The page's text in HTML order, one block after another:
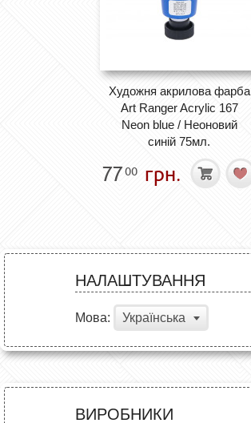
Художня акрилова фарба
Art Ranger Acrylic 167
Neon blue / Неоновий
синій 75мл.
7700 грн.
НАЛАШТУВАННЯ
Мова: Українська
ВИРОБНИКИ